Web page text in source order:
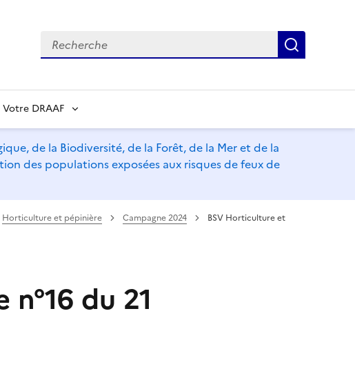
Recherche
Votre DRAAF
de la Biodiversité, de la Forêt, de la Mer et de la
des populations exposées aux risques de feux de
Horticulture et pépinière Campagne 2024
BSV Horticulture et
du 21